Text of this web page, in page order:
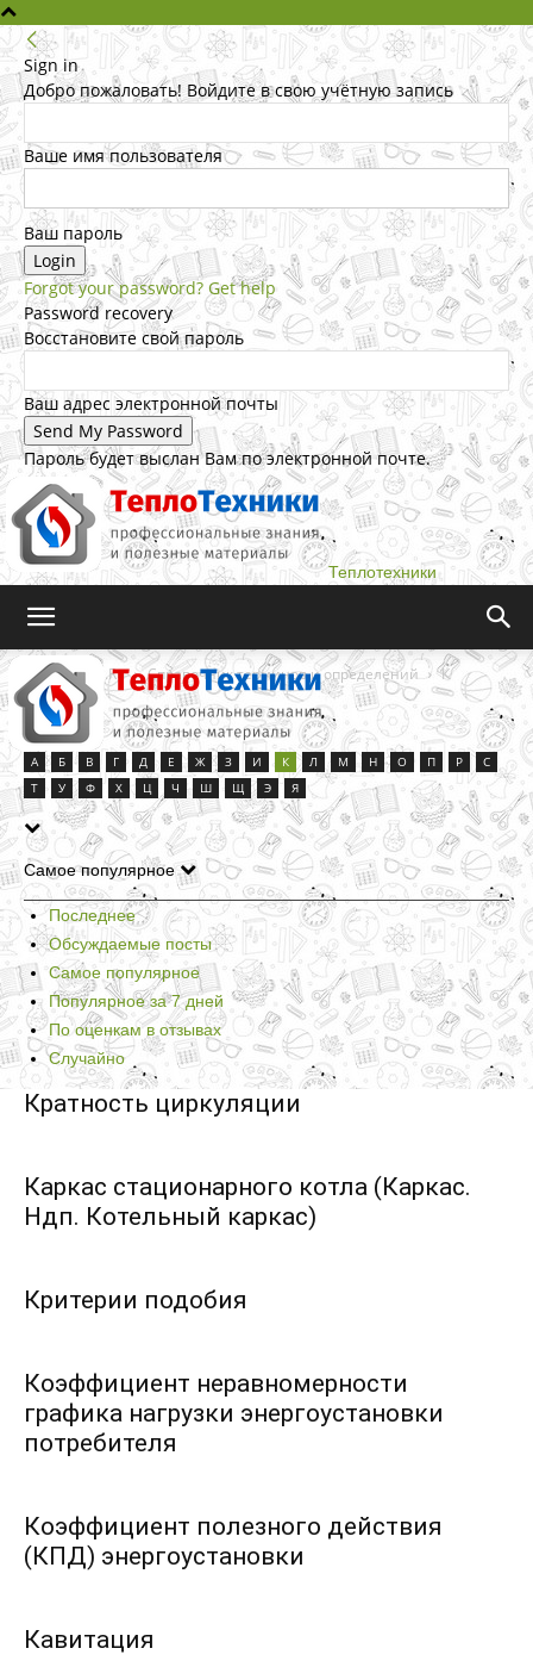
Sign in
Добро пожаловать! Войдите в свою учётную запись
Ваше имя пользователя
Ваш пароль
Forgot your password? Get help
Password recovery
Восстановите свой пароль
Ваш адрес электронной почты
Пароль будет выслан Вам по электронной почте.
Теплотехники
Teplotehniki.Ru Справочник терминов и определений К
К
А Б В Г Д Е Ж З И К Л М Н О П Р
С
Т
У Ф Х Ц Ч Ш Щ Э Я
Самое популярное
Последнее
Обсуждаемые посты
Самое популярное
Популярное за 7 дней
По оценкам в отзывах
Случайно
Кратность циркуляции
Каркас стационарного котла (Каркас.
Ндп. Котельный каркас)
Критерии подобия
Коэффициент неравномерности
графика нагрузки энергоустановки
потребителя
Коэффициент полезного действия
(КПД) энергоустановки
Кавитация